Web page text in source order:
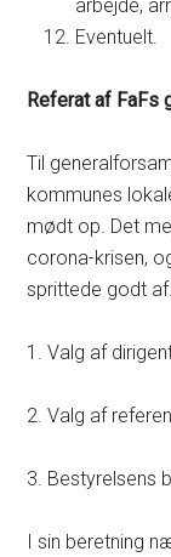
arbejde,
Eventuelt.
Referat af FaFs
Til
kommunes
mødt op. Det
corona-krisen,
sprittede godt af.
1. Valg af
2. Valg af
3. Bestyrelsens
I sin beretning